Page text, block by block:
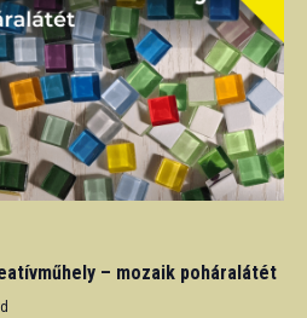
– mozaik poháralátét